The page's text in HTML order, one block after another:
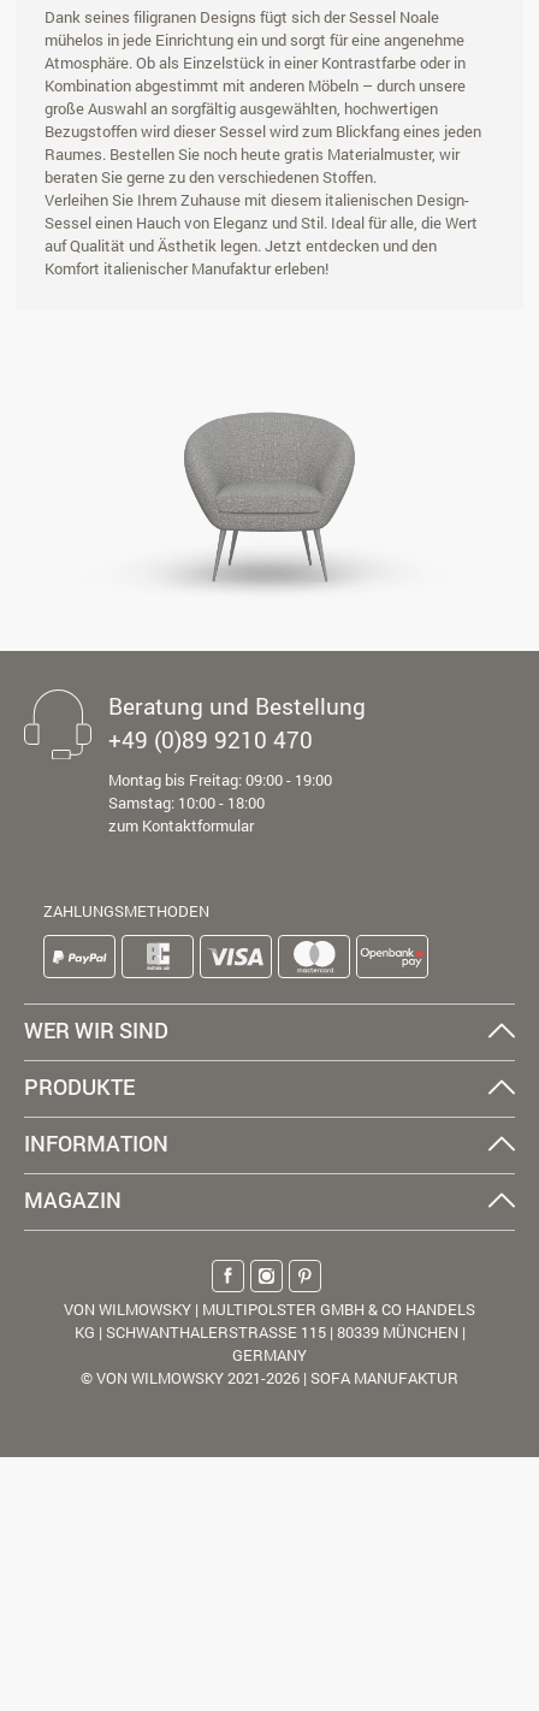
Dank seines filigranen Designs fügt sich der Sessel Noale
mühelos in jede Einrichtung ein und sorgt für eine angenehme
Atmosphäre. Ob als Einzelstück in einer Kontrastfarbe oder in
Kombination abgestimmt mit anderen Möbeln – durch unsere
große Auswahl an sorgfältig ausgewählten, hochwertigen
Bezugstoffen wird dieser Sessel wird zum Blickfang eines jeden
Raumes. Bestellen Sie noch heute gratis Materialmuster, wir
beraten Sie gerne zu den verschiedenen Stoffen.
Verleihen Sie Ihrem Zuhause mit diesem italienischen Design-
Sessel einen Hauch von Eleganz und Stil. Ideal für alle, die Wert
auf Qualität und Ästhetik legen. Jetzt entdecken und den
Komfort italienischer Manufaktur erleben!
Beratung und Bestellung
+49 (0)89 9210 470
Montag bis Freitag: 09:00 - 19:00
Samstag: 10:00 - 18:00
zum Kontaktformular
ZAHLUNGSMETHODEN
WER WIR SIND
PRODUKTE
INFORMATION
MAGAZIN
VON WILMOWSKY | MULTIPOLSTER GMBH & CO HANDELS
KG | SCHWANTHALERSTRASSE 115 | 80339 MÜNCHEN |
GERMANY
© VON WILMOWSKY 2021-2026 | SOFA MANUFAKTUR